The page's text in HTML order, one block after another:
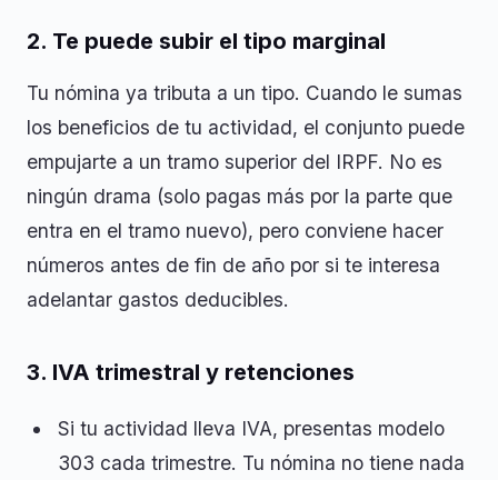
2. Te puede subir el tipo marginal
Tu nómina ya tributa a un tipo. Cuando le sumas
los beneficios de tu actividad, el conjunto puede
empujarte a un tramo superior del IRPF. No es
ningún drama (solo pagas más por la parte que
entra en el tramo nuevo), pero conviene hacer
números antes de fin de año por si te interesa
adelantar gastos deducibles.
3. IVA trimestral y retenciones
Si tu actividad lleva IVA, presentas modelo
303 cada trimestre. Tu nómina no tiene nada